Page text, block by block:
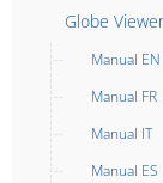
Globe
Manual EN
Manual FR
Manual IT
Manual ES